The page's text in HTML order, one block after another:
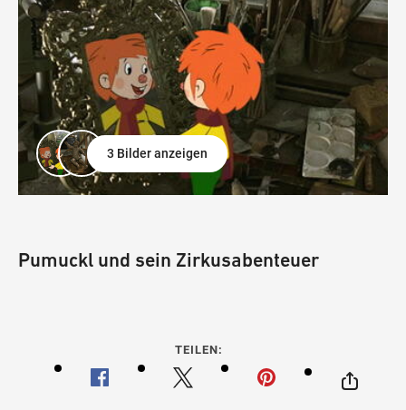
3 Bilder anzeigen
Pumuckl und sein Zirkusabenteuer
TEILEN: